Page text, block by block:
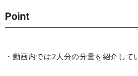
Point
・動画内では2人分の分量を紹介して